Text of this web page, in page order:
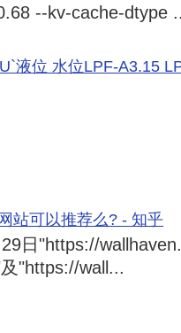
--kv-cache-dtype
液位 水位LPF-A3.15
站可以推荐么? - 知乎
日 "https://
"https://wall...